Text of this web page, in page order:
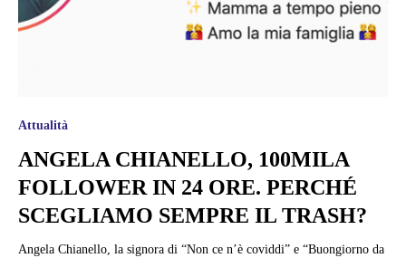
Attualità
ANGELA CHIANELLO, 100MILA
FOLLOWER IN 24 ORE. PERCHÉ
SCEGLIAMO SEMPRE IL TRASH?
Angela Chianello, la signora di “Non ce n’è coviddi” e “Buongiorno da